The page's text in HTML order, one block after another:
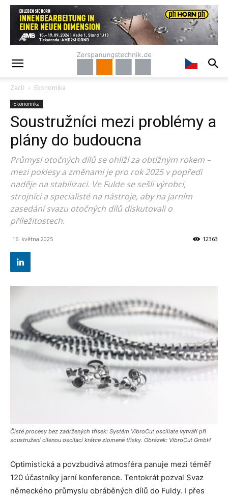
Začít Ekonomika
Ekonomika
Soustružníci mezi problémy a
plány do budoucna
Průmysl otočných dílů se ohlíží za obtížným rokem –
mezi poklesy a změnami je pro rok 2025 v popředí
naděje na stabilizaci. Ve Fulde se sešli výrobci,
strojníci a specialisté na nástroje, aby na jarním
zasedání svazu otočných dílů diskutovali o
příležitostech.
16. května 2025 12363
Čisté procesy bez zadržených třísek: Systém VibroCut oscillate vytváří při
soustružení cílenou oscilací krátce zlomené třísky. Obrázek: VibroCut GmbH
Optimistická a povzbudivá atmosféra panuje mezi téměř
120 účastníky jarní konference. Tentokrát pozval Svaz
německého průmyslu obráběných dílů do Fuldy. I přes